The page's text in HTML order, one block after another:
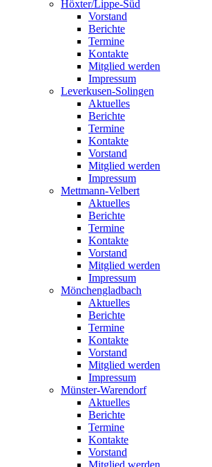
Höxter/Lippe-Süd
Vorstand
Berichte
Termine
Kontakte
Mitglied werden
Impressum
Leverkusen-Solingen
Aktuelles
Berichte
Termine
Kontakte
Vorstand
Mitglied werden
Impressum
Mettmann-Velbert
Aktuelles
Berichte
Termine
Kontakte
Vorstand
Mitglied werden
Impressum
Mönchengladbach
Aktuelles
Berichte
Termine
Kontakte
Vorstand
Mitglied werden
Impressum
Münster-Warendorf
Aktuelles
Berichte
Termine
Kontakte
Vorstand
Mitglied werden